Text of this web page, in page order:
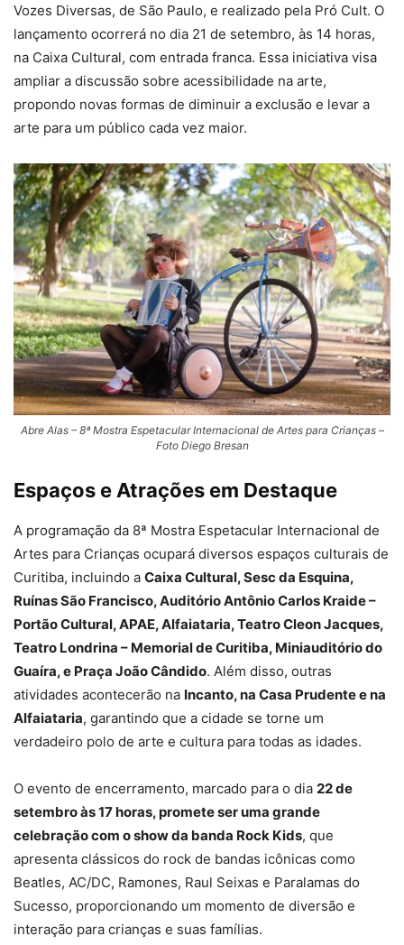
Vozes Diversas, de São Paulo, e realizado pela Pró Cult. O
lançamento ocorrerá no dia 21 de setembro, às 14 horas,
na Caixa Cultural, com entrada franca. Essa iniciativa visa
ampliar a discussão sobre acessibilidade na arte,
propondo novas formas de diminuir a exclusão e levar a
arte para um público cada vez maior.
Abre Alas – 8ª Mostra Espetacular Internacional de Artes para Crianças –
Foto Diego Bresan
Espaços e Atrações em Destaque
A programação da 8ª Mostra Espetacular Internacional de
Artes para Crianças ocupará diversos espaços culturais de
Curitiba, incluindo a Caixa Cultural, Sesc da Esquina,
Ruínas São Francisco, Auditório Antônio Carlos Kraide –
Portão Cultural, APAE, Alfaiataria, Teatro Cleon Jacques,
Teatro Londrina – Memorial de Curitiba, Miniauditório do
Guaíra, e Praça João Cândido. Além disso, outras
atividades acontecerão na Incanto, na Casa Prudente e na
Alfaiataria, garantindo que a cidade se torne um
verdadeiro polo de arte e cultura para todas as idades.
O evento de encerramento, marcado para o dia 22 de
setembro às 17 horas, promete ser uma grande
celebração com o show da banda Rock Kids, que
apresenta clássicos do rock de bandas icônicas como
Beatles, AC/DC, Ramones, Raul Seixas e Paralamas do
Sucesso, proporcionando um momento de diversão e
interação para crianças e suas famílias.